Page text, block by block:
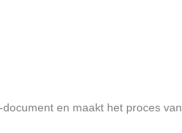
en maakt het proces van